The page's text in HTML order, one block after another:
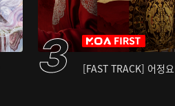
[FAST TRACK] 어정요